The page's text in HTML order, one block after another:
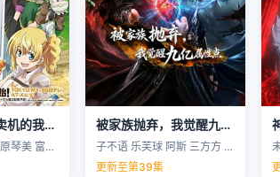
转生成自动贩卖机的我今天也在迷宫徘徊第三季
福山润 本渡枫 蓝原琴美 富田美忧 …
被家族抛弃，我觉醒九亿属性点
子不语 乐芙球 阿斯 三方方 …
更新至第39集